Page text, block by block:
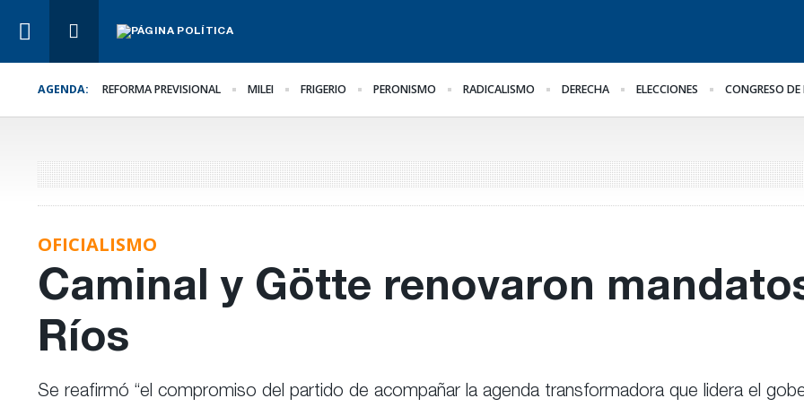
AGENDA: REFORMA PREVISIONAL MILEI FRIGERIO PERONISMO RADICALISMO DERECHA ELECCIONES CONGRESO
Congreso
reducción del déficit en
OFICIALISMO
Caminal y Götte renovaron
Ríos
Se reafirmó “el compromiso del partido de acompañar la agenda transformadora que lidera el